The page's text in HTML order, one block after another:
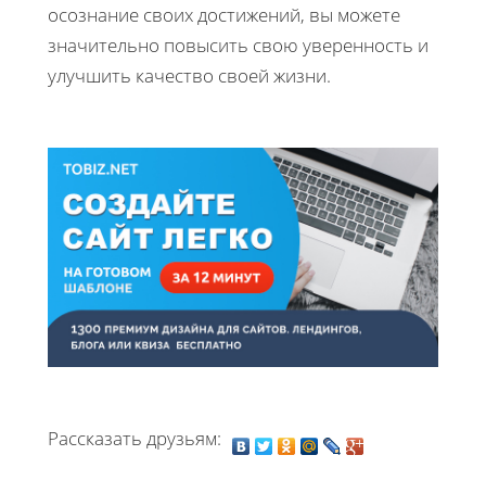
осознание своих достижений, вы можете
значительно повысить свою уверенность и
улучшить качество своей жизни.
Рассказать друзьям: